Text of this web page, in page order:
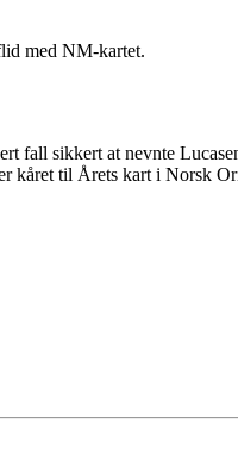
med NM-kartet.
fall sikkert at nevnte
kåret til Årets kart i Norsk